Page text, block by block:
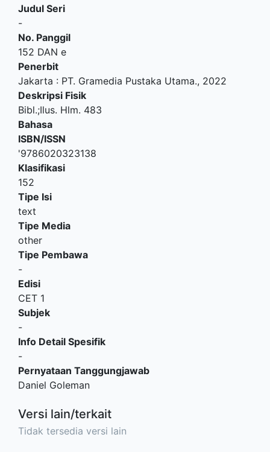
Judul Seri
-
No. Panggil
152 DAN e
Penerbit
Jakarta : PT. Gramedia Pustaka Utama., 2022
Deskripsi Fisik
Bibl.;Ilus. Hlm. 483
Bahasa
ISBN/ISSN
'9786020323138
Klasifikasi
152
Tipe Isi
text
Tipe Media
other
Tipe Pembawa
-
Edisi
CET 1
Subjek
-
Info Detail Spesifik
-
Pernyataan Tanggungjawab
Daniel Goleman
Versi lain/terkait
Tidak tersedia versi lain